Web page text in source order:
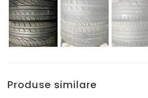
Produse similare